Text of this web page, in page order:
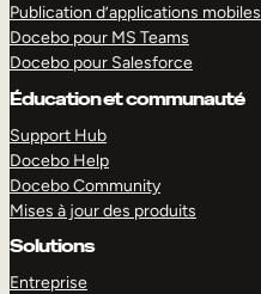
Publication d’applications mobiles
Docebo pour MS Teams
Docebo pour Salesforce
Éducation et communauté
Support Hub
Docebo Help
Docebo Community
Mises à jour des produits
Solutions
Entreprise